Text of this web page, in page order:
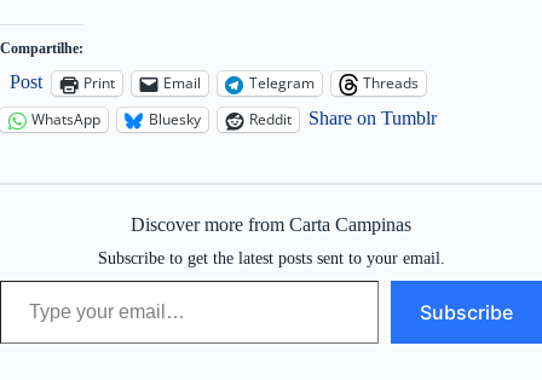
Compartilhe:
Post Print Email Telegram
Threads
WhatsApp
Bluesky Reddit Share on Tumblr
Discover more from Carta Campinas
Subscribe to get the latest posts sent to your email.
Type your email…
Subscribe